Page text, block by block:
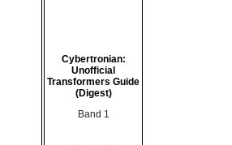
Cybertronian:
Unofficial
Transformers Guide
(Digest)
Band 1